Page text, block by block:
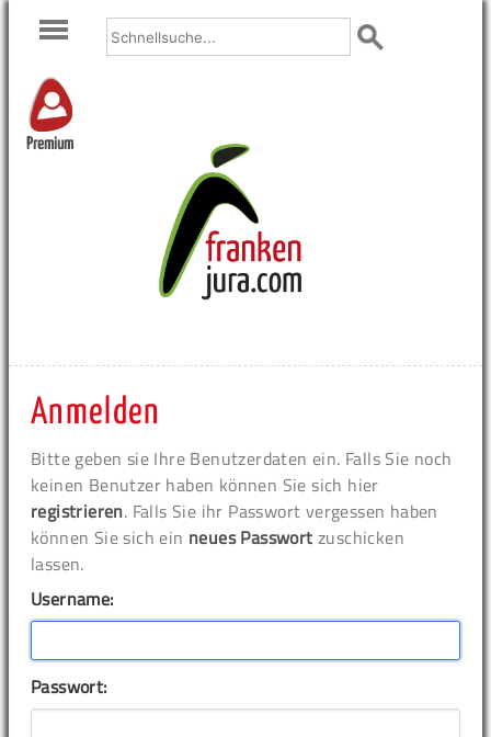
Premium
Anmelden
Bitte geben sie Ihre Benutzerdaten ein. Falls Sie noch
keinen Benutzer haben können Sie sich hier
registrieren. Falls Sie ihr Passwort vergessen haben
können Sie sich ein neues Passwort zuschicken
lassen.
Username:
Passwort: